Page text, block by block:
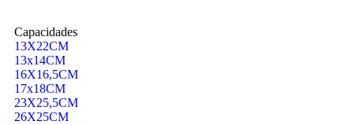
Capacidades
13X22CM
13x14CM
16X16,5CM
17x18CM
23X25,5CM
26X25CM